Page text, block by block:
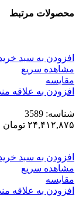
محصولات مرتبط
افزودن به سبد
مشاهده سریع
مقایسه
افزودن به علاقه
شناسه: 3589
۲۴,۴۱۲,۸۷۵ تومان
افزودن به سبد
مشاهده سریع
مقایسه
افزودن به علاقه